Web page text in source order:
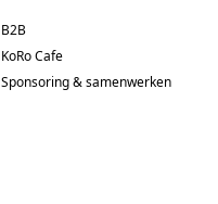
B2B
KoRo Cafe
Sponsoring & samenwerken